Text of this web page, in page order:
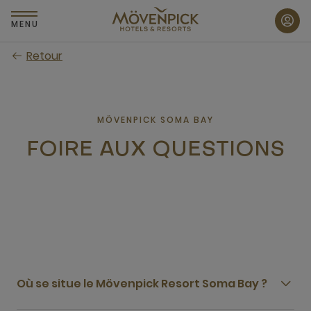
Passer
au
principal
MENU
Retour
MÖVENPICK SOMA BAY
FOIRE AUX QUESTIONS
Où se situe le Mövenpick Resort Soma Bay ?